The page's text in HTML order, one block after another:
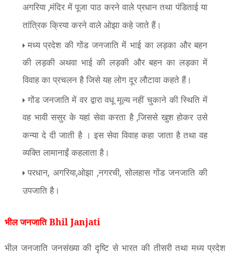
अगरिया,मंदिर में पूजा पाठ करने वाले प्रधान तथा पंडिताई या
तांत्रिक क्रिया करने वाले ओझा कहे जाते हैं।
मध्य प्रदेश की गोंड जनजाति में भाई का लड़का और बहन
की लड़की अथवा भाई की लड़की और बहन का लड़का में
विवाह का प्रचलन है जिसे यह लोग दूर लौटावा कहते हैं।
गोंड जनजाति में वर द्वारा वधू मूल्य नहीं चुकाने की स्थिति में
वह भावी ससुर के यहां सेवा करता है,जिससे खुश होकर उसे
कन्या दे दी जाती है । इस सेवा विवाह कहा जाता है तथा वह
व्यक्ति लामानाईं कहलाता है।
परधान, अगरिया,ओझा ,नगरची, सोलहास गोंड जनजाति की
उपजाति है।
भील जनजाति Bhil Janjati
भील जनजाति जनसंख्या की दृष्टि से भारत की तीसरी तथा मध्य प्रदेश